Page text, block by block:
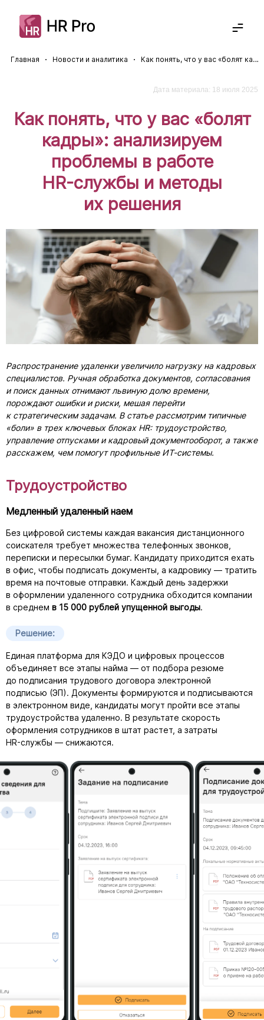
Решения
Командировки
Управление услугами
Управление обучением
Корпоративный портал
Архив кадровых документов
КЭДО для СМБ
Экспертиза
Новости
Вебинары
Дайджесты
Описания проектов
8-800-234-72-11
Получить консультацию
Главная Новости и аналитика Как понять, что у вас «болят кадры»: анализируем проблемы в работе HR-службы и методы их решения
Дата материала: 18 июля 2025
Как понять, что у вас «болят
кадры»: анализируем
проблемы в работе
HR-службы и методы
их решения
Распространение удаленки увеличило нагрузку на кадровых
специалистов. Ручная обработка документов, согласования
и поиск данных отнимают львиную долю времени,
порождают ошибки и риски, мешая перейти
к стратегическим задачам. В статье рассмотрим типичные
«боли» в трех ключевых блоках HR: трудоустройство,
управление отпусками и кадровый документооборот, а также
расскажем, чем помогут профильные ИТ-системы.
Трудоустройство
Медленный удаленный наем
Без цифровой системы каждая вакансия дистанционного
соискателя требует множества телефонных звонков,
переписки и пересылки бумаг. Кандидату приходится ехать
в офис, чтобы подписать документы, а кадровику — тратить
время на почтовые отправки. Каждый день задержки
в оформлении удаленного сотрудника обходится компании
в среднем в 15 000 рублей упущенной выгоды.
Решение:
Единая платформа для КЭДО и цифровых процессов
объединяет все этапы найма — от подбора резюме
до подписания трудового договора электронной
подписью (ЭП). Документы формируются и подписываются
в электронном виде, кандидаты могут пройти все этапы
трудоустройства удаленно. В результате скорость
оформления сотрудников в штат растет, а затраты
HR-службы — снижаются.